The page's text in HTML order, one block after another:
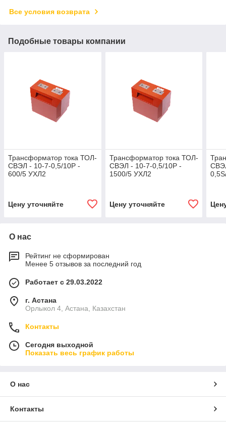
Все условия возврата
Подобные товары компании
Трансформатор тока ТОЛ-
СВЭЛ - 10-7-0,5/10Р -
600/5 УХЛ2
Цену уточняйте
Трансформатор тока ТОЛ-
СВЭЛ - 10-7-0,5/10Р -
1500/5 УХЛ2
Цену уточняйте
О нас
Рейтинг не сформирован
Менее 5 отзывов за последний год
Работает с 29.03.2022
г. Астана
Орлыкол 4, Астана, Казахстан
Контакты
Сегодня выходной
Показать весь график работы
О нас
Контакты